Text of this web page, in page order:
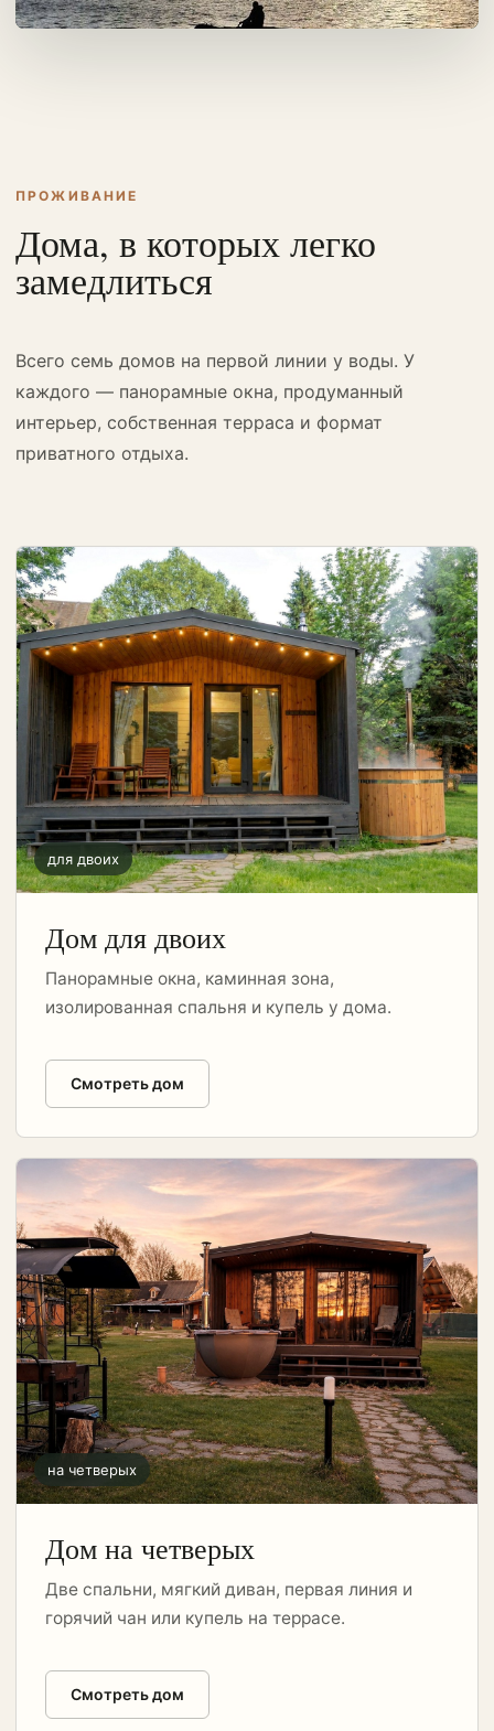
ПРОЖИВАНИЕ
Дома, в которых легко
замедлиться
Всего семь домов на первой линии у воды. У
каждого — панорамные окна, продуманный
интерьер, собственная терраса и формат
приватного отдыха.
для двоих
Дом для двоих
Панорамные окна, каминная зона,
изолированная спальня и купель у дома.
Смотреть дом
на четверых
Дом на четверых
Две спальни, мягкий диван, первая линия и
горячий чан или купель на террасе.
Смотреть дом